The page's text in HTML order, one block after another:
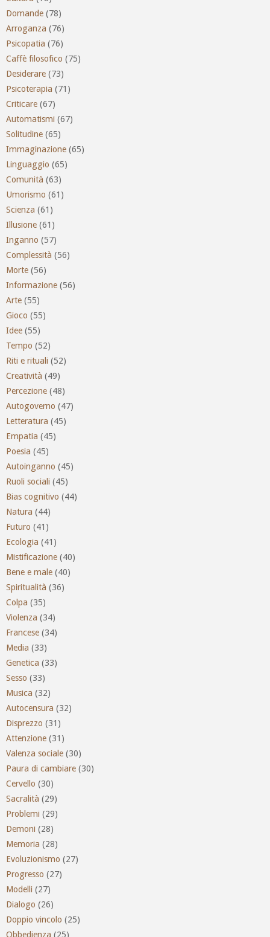
Domande (78)
Arroganza (76)
Psicopatia (76)
Caffè filosofico (75)
Desiderare (73)
Psicoterapia (71)
Criticare (67)
Automatismi (67)
Solitudine (65)
Immaginazione (65)
Linguaggio (65)
Comunità (63)
Umorismo (61)
Scienza (61)
Illusione (61)
Inganno (57)
Complessità (56)
Morte (56)
Informazione (56)
Arte (55)
Gioco (55)
Idee (55)
Tempo (52)
Riti e rituali (52)
Creatività (49)
Percezione (48)
Autogoverno (47)
Letteratura (45)
Empatia (45)
Poesia (45)
Autoinganno (45)
Ruoli sociali (45)
Bias cognitivo (44)
Natura (44)
Futuro (41)
Ecologia (41)
Mistificazione (40)
Bene e male (40)
Spiritualità (36)
Colpa (35)
Violenza (34)
Francese (34)
Media (33)
Genetica (33)
Sesso (33)
Musica (32)
Autocensura (32)
Disprezzo (31)
Attenzione (31)
Valenza sociale (30)
Paura di cambiare (30)
Cervello (30)
Sacralità (29)
Problemi (29)
Demoni (28)
Memoria (28)
Evoluzionismo (27)
Progresso (27)
Modelli (27)
Dialogo (26)
Doppio vincolo (25)
Obbedienza (25)